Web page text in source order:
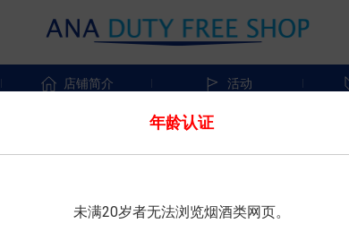
店铺简介 活动
IQOS
年龄认证
未满20岁者无法浏览烟酒类网页。